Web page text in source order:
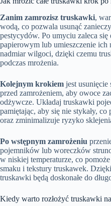
Zanim zamrozisz truskawki,
wodą, co pozwala usunąć
pestycydów. Po umyciu zaleca
papierowym lub umieszczenie
nadmiar wilgoci, dzięki czemu
podczas mrożenia.
Kolejnym krokiem jest usunięcie
przed zamrożeniem, aby owoce
odżywcze. Układaj truskawki
pamiętając, aby się nie stykały,
oraz zminimalizuje ryzyko
Po wstępnym zamrożeniu
pojemników lub woreczków
w niskiej temperaturze, co
smaku i tekstury truskawek.
truskawki będą doskonałe do
Kiedy warto rozłożyć truskawki